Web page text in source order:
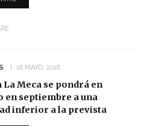
18 MAYO, 2018
La Meca se pondrá en
en septiembre a una
inferior a la prevista